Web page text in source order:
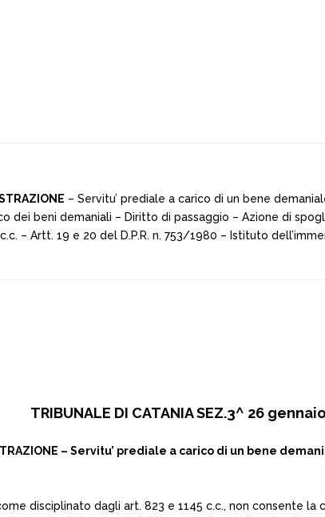
– Servitu’ prediale a carico di un bene
dei beni demaniali – Diritto di passaggio – Azione di
– Artt. 19 e 20 del D.P.R. n. 753/1980 – Istituto
TRIBUNALE DI CATANIA SEZ.3^ 26
– Servitu’ prediale a carico di un bene
disciplinato dagli art. 823 e 1145 c.c., non consente